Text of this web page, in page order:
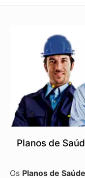
Planos de
Os Planos de